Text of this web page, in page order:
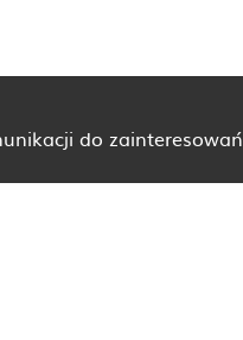
do zainteresowań